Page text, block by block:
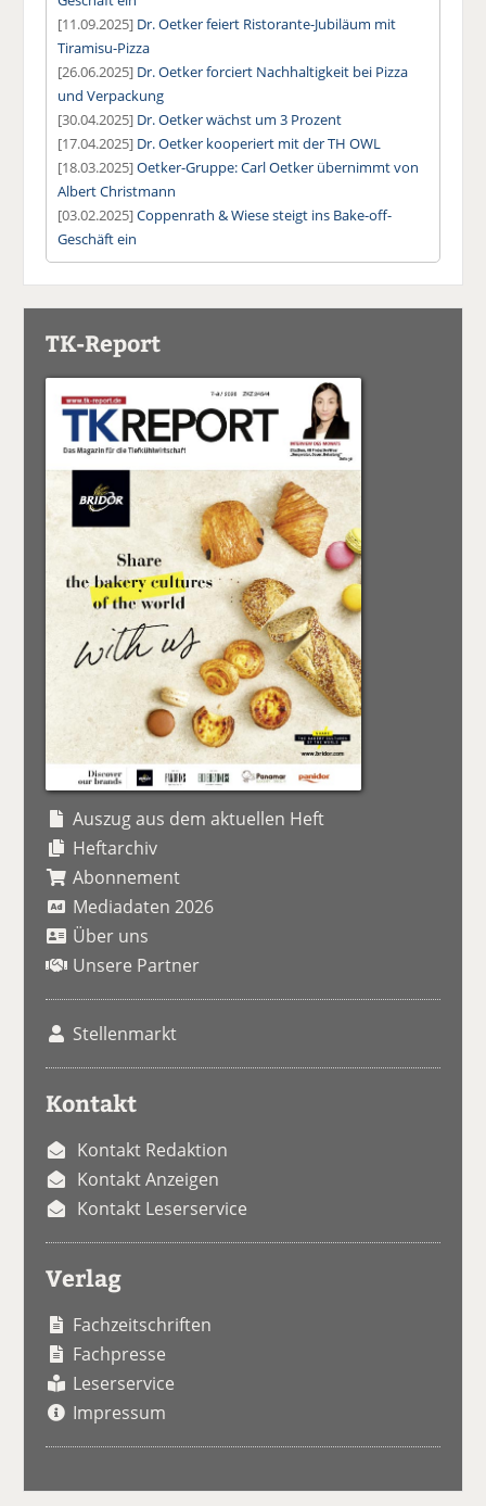
[11.09.2025] Dr. Oetker feiert Ristorante-Jubiläum mit
Tiramisu-Pizza
[26.06.2025] Dr. Oetker forciert Nachhaltigkeit bei Pizza
und Verpackung
[30.04.2025] Dr. Oetker wächst um 3 Prozent
[17.04.2025] Dr. Oetker kooperiert mit der TH OWL
[18.03.2025]Oetker-Gruppe: Carl Oetker übernimmt von
Albert Christmann
[03.02.2025]Coppenrath & Wiese steigt ins Bake-off-
Geschäft ein
TK-Report
Auszug aus dem aktuellen Heft
Heftarchiv
Abonnement
Mediadaten 2026
Über uns
Unsere Partner
Stellenmarkt
Kontakt
Kontakt Redaktion
Kontakt Anzeigen
Kontakt Leserservice
Verlag
Fachzeitschriften
Fachpresse
Leserservice
Impressum